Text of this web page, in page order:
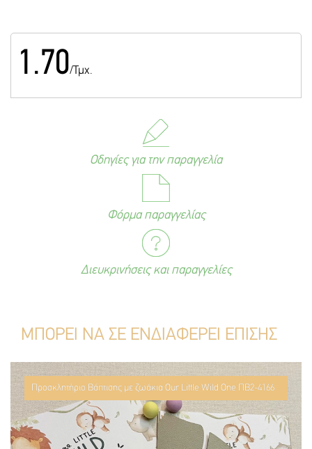
1.70/Τμχ.
Οδηγίες για την παραγγελία
Φόρμα παραγγελίας
Διευκρινήσεις και παραγγελίες
ΜΠΟΡΕΙ ΝΑ ΣΕ ΕΝΔΙΑΦΕΡΕΙ ΕΠΙΣΗΣ
Προσκλητήριο Βάπτισης με ζωάκια Our Little Wild One ΠΒ2-4166